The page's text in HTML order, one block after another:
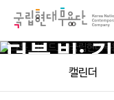
더블 빌:
캘린더